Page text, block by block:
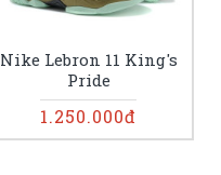
Nike Lebron 11 King's
Pride
1.250.000đ